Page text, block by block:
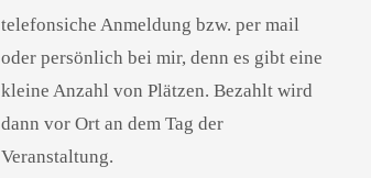
telefonsiche Anmeldung bzw. per mail
oder persönlich bei mir, denn es gibt eine
kleine Anzahl von Plätzen. Bezahlt wird
dann vor Ort an dem Tag der
Veranstaltung.